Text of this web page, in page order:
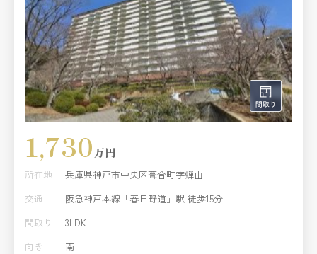
1,730万円
所在地
兵庫県神戸市中央区葺合町字蝉山
交通
阪急神戸本線「春日野道」駅 徒歩15分
間取り
3LDK
向き
南